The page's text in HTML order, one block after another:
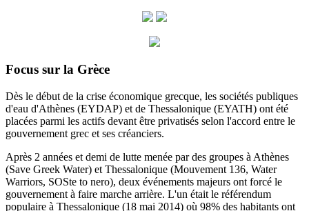
Focus sur la Grèce
Dès le début de la crise économique grecque, les sociétés publiques
d'eau d'Athènes (EYDAP) et de Thessalonique (EYATH) ont été
placées parmi les actifs devant être privatisés selon l'accord entre le
gouvernement grec et ses créanciers.
Après 2 années et demi de lutte menée par des groupes à Athènes
(Save Greek Water) et Thessalonique (Mouvement 136, Water
Warriors, SOSte to nero), deux événements majeurs ont forcé le
gouvernement à faire marche arrière. L'un était le référendum
populaire à Thessalonique (18 mai 2014) où 98% des habitants ont